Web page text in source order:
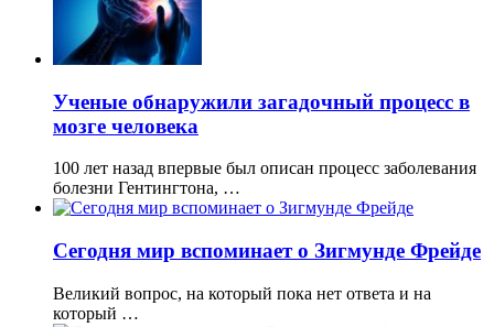
Ученые обнаружили загадочный процесс в
мозге человека
100 лет назад впервые был описан процесс заболевания
болезни Гентингтона, …
Сегодня мир вспоминает о Зигмунде Фрейде
Великий вопрос, на который пока нет ответа и на
который …